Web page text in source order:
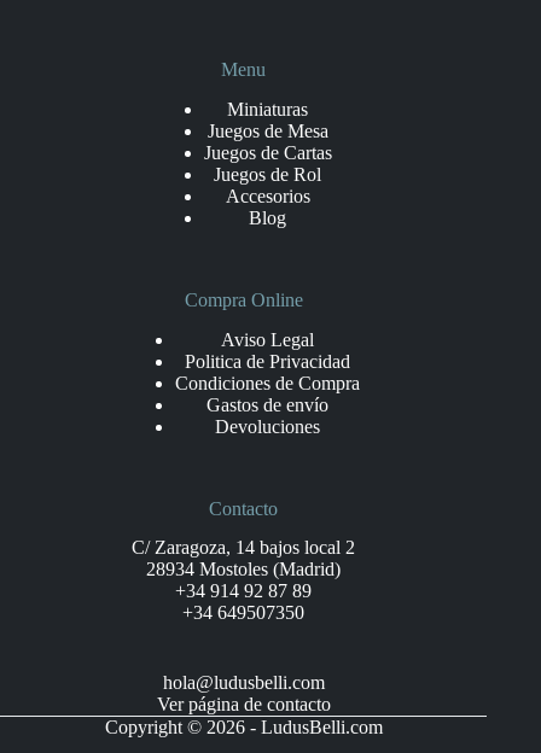
Menu
Miniaturas
Juegos de Mesa
Juegos de Cartas
Juegos de Rol
Accesorios
Blog
Compra Online
Aviso Legal
Politica de Privacidad
Condiciones de Compra
Gastos de envío
Devoluciones
Contacto
C/ Zaragoza, 14 bajos local 2
28934 Mostoles (Madrid)
+34 914 92 87 89
+34 649507350
hola@ludusbelli.com
Ver página de contacto
Copyright © 2026 - LudusBelli.com